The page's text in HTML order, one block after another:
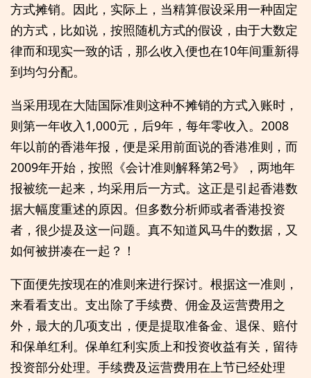
方式摊销。因此，实际上，当精算假设采用一种固定
的方式，比如说，按照随机方式的假设，由于大数定
律而和现实一致的话，那么收入便也在10年间重新得
到均匀分配。
当采用现在大陆国际准则这种不摊销的方式入账时，
则第一年收入1,000元，后9年，每年零收入。2008
年以前的香港年报，便是采用前面说的香港准则，而
2009年开始，按照《会计准则解释第2号》，两地年
报被统一起来，均采用后一方式。这正是引起香港数
据大幅度重述的原因。但多数分析师或者香港投资
者，很少提及这一问题。真不知道风马牛的数据，又
如何被拼凑在一起？！
下面便先按现在的准则来进行探讨。根据这一准则，
来看看支出。支出除了手续费、佣金及运营费用之
外，最大的几项支出，便是提取准备金、退保、赔付
和保单红利。保单红利实质上和投资收益有关，留待
投资部分处理。手续费及运营费用在上节已经处理